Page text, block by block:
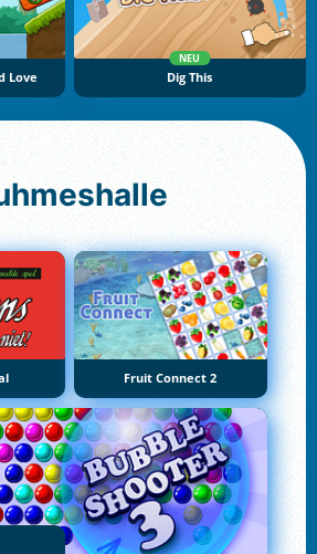
Love
NEU
Dig This
Fruit Connect 2